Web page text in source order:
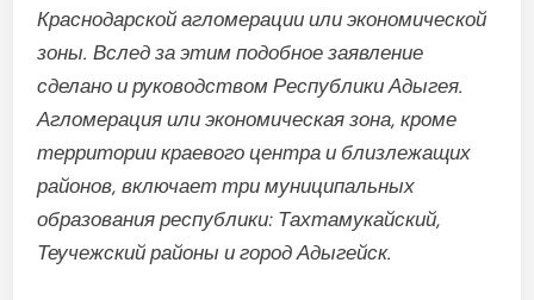
Краснодарской агломерации или экономической
зоны. Вслед за этим подобное заявление
сделано и руководством Республики Адыгея.
Агломерация или экономическая зона, кроме
территории краевого центра и близлежащих
районов, включает три муниципальных
образования республики: Тахтамукайский,
Теучежский районы и город Адыгейск.